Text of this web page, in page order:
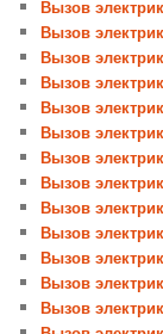
Вызов
Вызов
Вызов
Вызов
Вызов
Вызов
Вызов
Вызов
Вызов
Вызов
Вызов
Вызов
Вызов